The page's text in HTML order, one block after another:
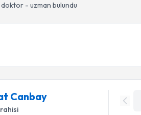
- uzman bulundu
Canbay